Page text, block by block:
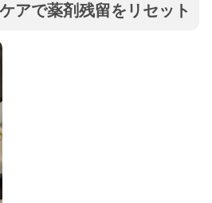
アで薬剤残留をリセット